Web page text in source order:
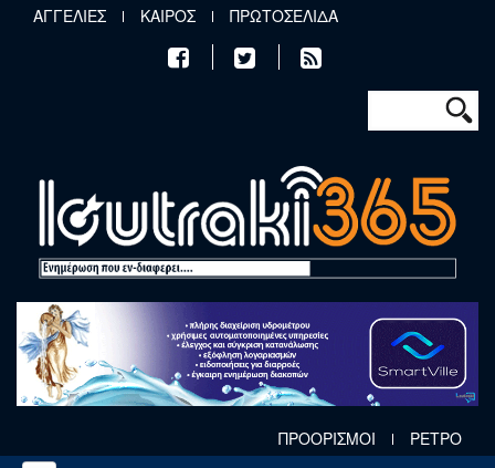
Παράκαμψη προς το κυρίως περιεχόμενο
ΑΓΓΕΛΙΕΣ ΚΑΙΡΟΣ ΠΡΩΤΟΣΕΛΙΔΑ
Φόρμα
Αναζήτηση
ΠΡΟΟΡΙΣΜΟΙ ΡΕΤΡΟ